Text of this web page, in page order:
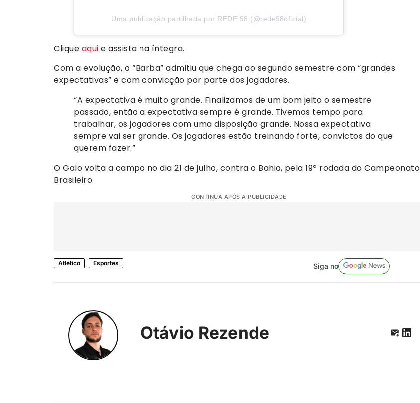
Uma publicação partilhada por REDE 98 (@rede98oficial)
Clique aqui e assista na íntegra.
Com a evolução, o “Barba” admitiu que chega ao segundo semestre com “grandes
expectativas” e com convicção por parte dos jogadores.
“A expectativa é muito grande. Finalizamos de um bom jeito o semestre
passado, então a expectativa sempre é grande. Tivemos tempo para
trabalhar, os jogadores com uma disposição grande. Nossa expectativa
sempre vai ser grande. Os jogadores estão treinando forte, convictos do que
querem fazer.”
O Galo volta a campo no dia 21 de julho, contra o Bahia, pela 19ª rodada do Campeonato
Brasileiro.
CONTINUA APÓS A PUBLICIDADE
Atlético Esportes Siga no
Otávio Rezende